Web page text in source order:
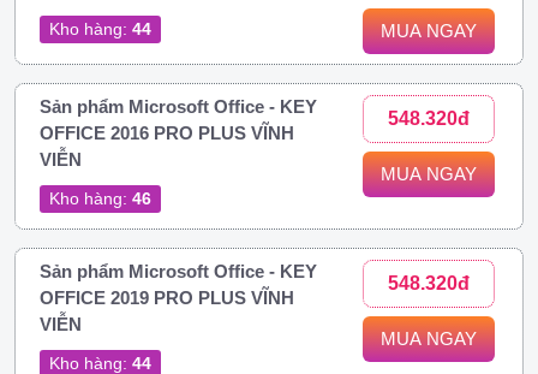
Kho hàng: 44 MUA NGAY
Sản phẩm Microsoft Office - KEY
OFFICE 2016 PRO PLUS VĨNH
VIỄN
Kho hàng: 46
548.320đ
MUA NGAY
Sản phẩm Microsoft Office - KEY
OFFICE 2019 PRO PLUS VĨNH
VIỄN
Kho hàng: 44
548.320đ
MUA NGAY